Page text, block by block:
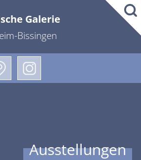
Galerie
Bissingen
Ausstellungen